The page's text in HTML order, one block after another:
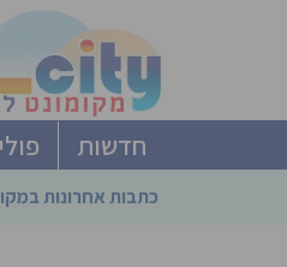
חדשות
כתבות אחרונות